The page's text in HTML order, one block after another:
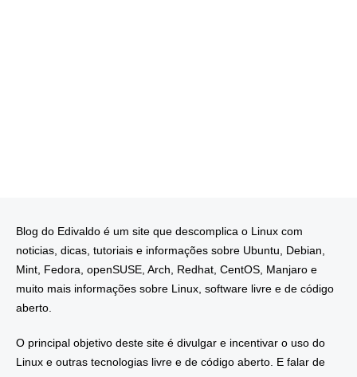
Blog do Edivaldo é um site que descomplica o Linux com
noticias, dicas, tutoriais e informações sobre Ubuntu, Debian,
Mint, Fedora, openSUSE, Arch, Redhat, CentOS, Manjaro e
muito mais informações sobre Linux, software livre e de código
aberto.
O principal objetivo deste site é divulgar e incentivar o uso do
Linux e outras tecnologias livre e de código aberto. E falar de